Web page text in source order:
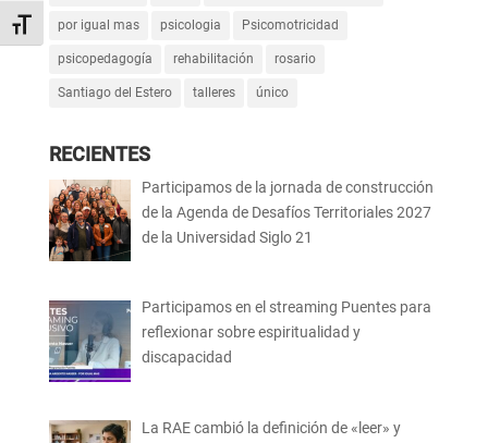
Alternar tamaño de letra
por igual mas psicologia Psicomotricidad
psicopedagogía rehabilitación rosario
Santiago del Estero talleres único
RECIENTES
Participamos de la jornada de construcción
de la Agenda de Desafíos Territoriales 2027
de la Universidad Siglo 21
Participamos en el streaming Puentes para
reflexionar sobre espiritualidad y
discapacidad
La RAE cambió la definición de «leer» y